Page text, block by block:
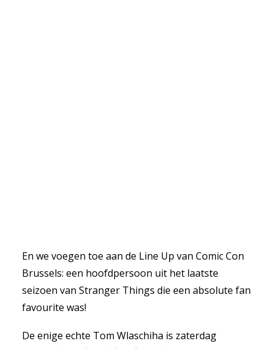
En we voegen toe aan de Line Up van Comic Con
Brussels: een hoofdpersoon uit het laatste
seizoen van Stranger Things die een absolute fan
favourite was!
De enige echte Tom Wlaschiha is zaterdag